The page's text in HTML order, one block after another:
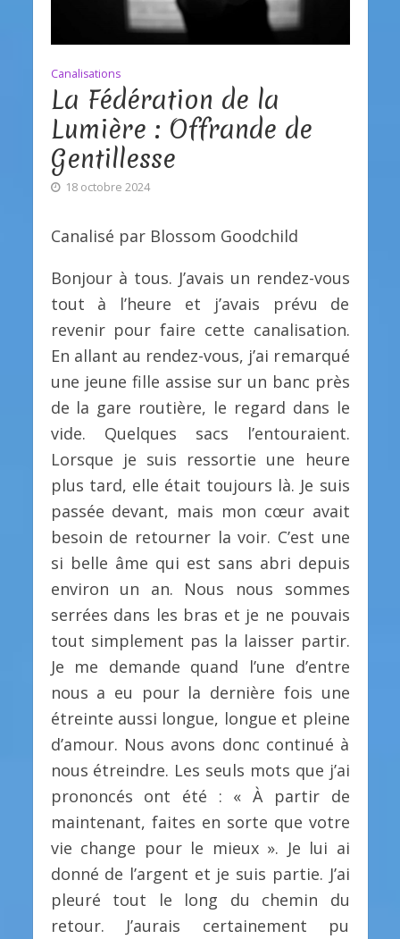
Canalisations
La Fédération de la
Lumière : Offrande de
Gentillesse
18 octobre 2024
Canalisé par Blossom Goodchild
Bonjour à tous. J’avais un rendez-vous
tout à l’heure et j’avais prévu de
revenir pour faire cette canalisation.
En allant au rendez-vous, j’ai remarqué
une jeune fille assise sur un banc près
de la gare routière, le regard dans le
vide. Quelques sacs l’entouraient.
Lorsque je suis ressortie une heure
plus tard, elle était toujours là. Je suis
passée devant, mais mon cœur avait
besoin de retourner la voir. C’est une
si belle âme qui est sans abri depuis
environ un an. Nous nous sommes
serrées dans les bras et je ne pouvais
tout simplement pas la laisser partir.
Je me demande quand l’une d’entre
nous a eu pour la dernière fois une
étreinte aussi longue, longue et pleine
d’amour. Nous avons donc continué à
nous étreindre. Les seuls mots que j’ai
prononcés ont été : « À partir de
maintenant, faites en sorte que votre
vie change pour le mieux ». Je lui ai
donné de l’argent et je suis partie. J’ai
pleuré tout le long du chemin du
retour. J’aurais certainement pu